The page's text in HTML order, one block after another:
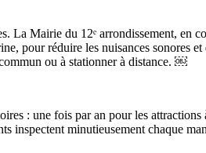
La Mairie du 12ᵉ arrondissement,
pour réduire les nuisances sonores
ou à stationner à distance. ￼
: une fois par an pour les
minutieusement chaque